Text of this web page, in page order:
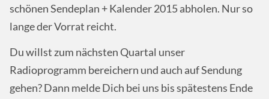
schönen Sendeplan + Kalender 2015 abholen. Nur so
lange der Vorrat reicht.
Du willst zum nächsten Quartal unser
Radioprogramm bereichern und auch auf Sendung
gehen? Dann melde Dich bei uns bis spätestens Ende